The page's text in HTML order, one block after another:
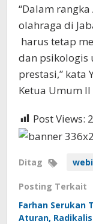
“Dalam
olahraga di
harus tetap
dan psikologis
prestasi,” kata
Ketua Umum II
Post Views:
Ditag
Posting Terkait
Farhan Serukan
Aturan,